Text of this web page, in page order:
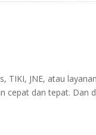
JNE, atau
cepat dan tepat. Dan